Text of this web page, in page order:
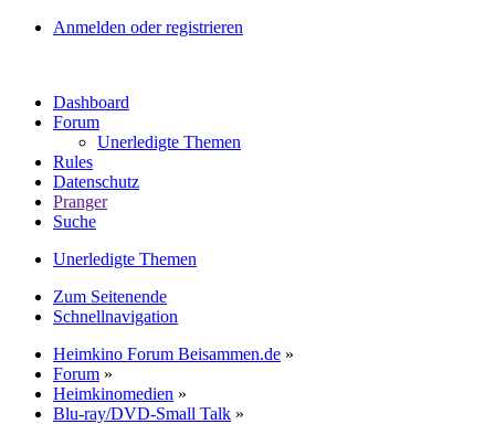
Anmelden oder registrieren
Dashboard
Forum
Unerledigte Themen
Rules
Datenschutz
Pranger
Suche
Unerledigte Themen
Zum Seitenende
Schnellnavigation
Heimkino Forum Beisammen.de »
Forum »
Heimkinomedien »
Blu-ray/DVD-Small Talk »